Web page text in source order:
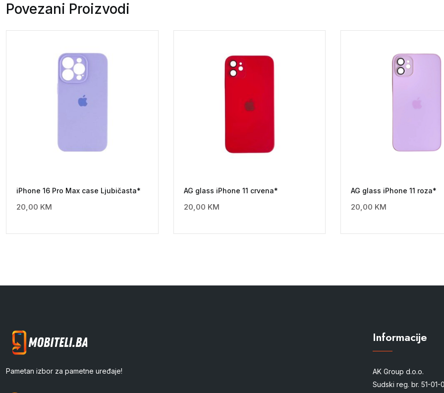
Povezani Proizvodi
iPhone 16 Pro Max case Ljubičasta*
20,00 KM
AG glass iPhone 11 crvena*
20,00 KM
AG glass iPhone 11 roza*
20,00 KM
Pametan izbor za pametne uređaje!
Informacije
AK Group d.o.o.
Sudski reg. br. 51-01-